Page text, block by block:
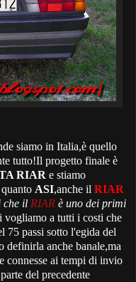
siamo in Italia,è quello
tutto!Il progetto finale è
RIAR e stiamo
ASI,anche il RIAR
che il RIAR è uno dei primi
vogliamo a tutti i costi che
75 passi sotto l'egida del
definirla anche banale,ma
connesse ai tempi di invio
del precedente